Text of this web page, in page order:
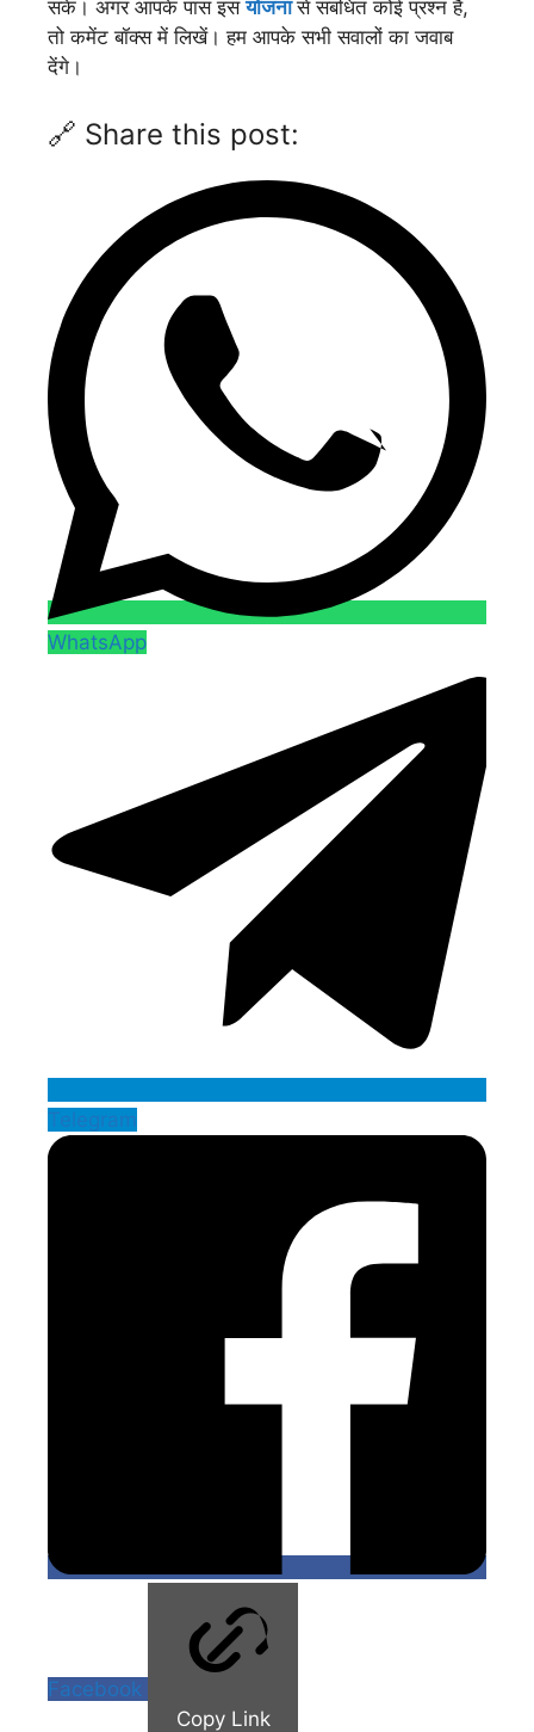
सकें। अगर आपके पास इसयोजनासे संबंधित कोई प्रश्न हैं,
तो कमेंट बॉक्स में लिखें। हम आपके सभी सवालों का जवाब
देंगे।
🔗 Share this post:
WhatsApp
Telegram
Facebook
Copy Link